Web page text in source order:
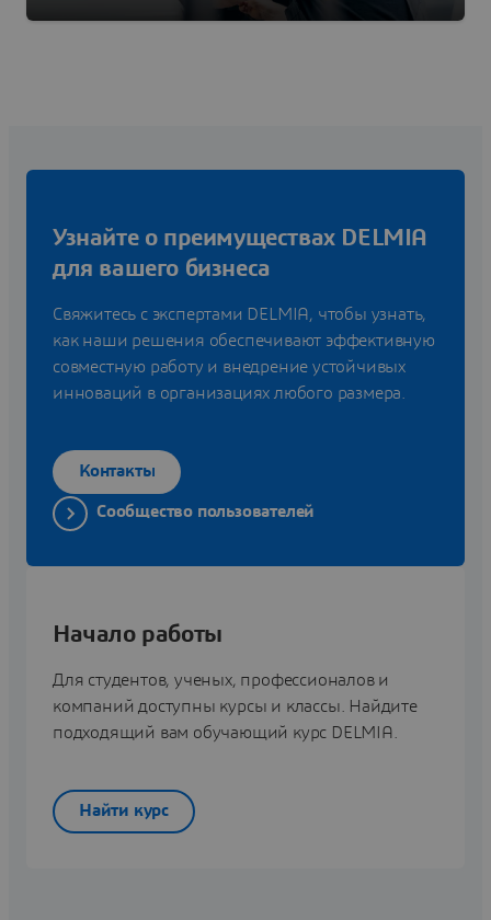
Узнайте о преимуществах DELMIA
для вашего бизнеса
Свяжитесь с экспертами DELMIA, чтобы узнать,
как наши решения обеспечивают эффективную
совместную работу и внедрение устойчивых
инноваций в организациях любого размера.
Контакты
Сообщество пользователей
Начало работы
Для студентов, ученых, профессионалов и
компаний доступны курсы и классы. Найдите
подходящий вам обучающий курс DELMIA.
Найти курс